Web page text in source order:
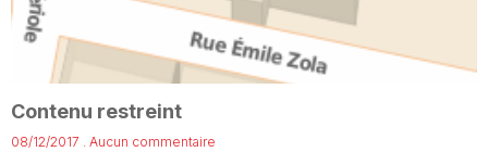
Contenu restreint
08/12/2017 Aucun commentaire